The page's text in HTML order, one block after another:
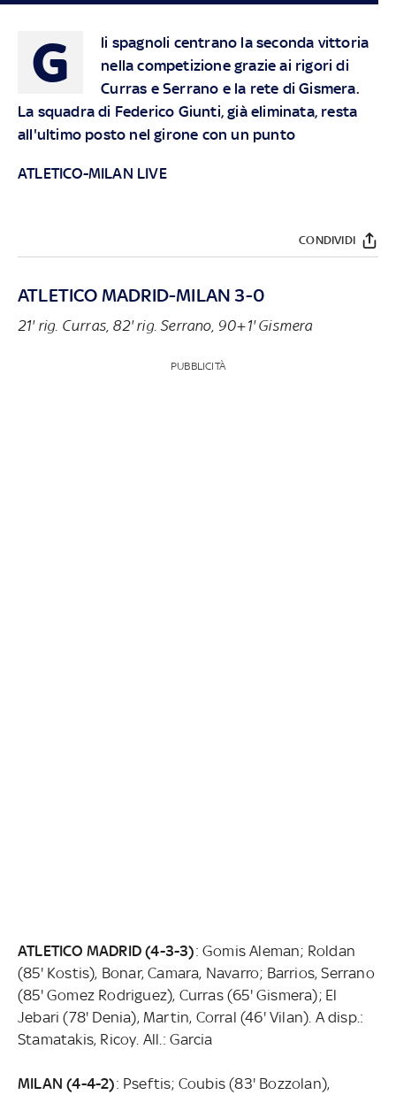
G
li spagnoli centrano la seconda vittoria
nella competizione grazie ai rigori di
Curras e Serrano e la rete di Gismera.
La squadra di Federico Giunti, già eliminata, resta
all'ultimo posto nel girone con un punto
ATLETICO-MILAN LIVE
CONDIVIDI
ATLETICO MADRID-MILAN 3-0
21' rig. Curras, 82' rig. Serrano, 90+1' Gismera
PUBBLICITÀ
ATLETICO MADRID (4-3-3): Gomis Aleman; Roldan
(85' Kostis), Bonar, Camara, Navarro; Barrios, Serrano
(85' Gomez Rodriguez), Curras (65' Gismera); El
Jebari (78' Denia), Martin, Corral (46' Vilan). A disp.:
Stamatakis, Ricoy. All.: Garcia
MILAN (4-4-2): Pseftis; Coubis (83' Bozzolan),